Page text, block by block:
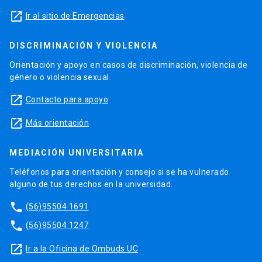
launch Ir al sitio de Emergencias
DISCRIMINACIÓN Y VIOLENCIA
Orientación y apoyo en casos de discriminación, violencia de
género o violencia sexual.
launch Contacto para apoyo
launch Más orientación
MEDIACIÓN UNIVERSITARIA
Teléfonos para orientación y consejo si se ha vulnerado
alguno de tus derechos en la universidad.
phone (56)95504 1691
phone (56)95504 1247
launch Ir a la Oficina de Ombuds UC